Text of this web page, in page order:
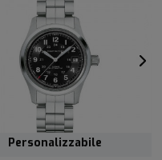
Personalizzabile